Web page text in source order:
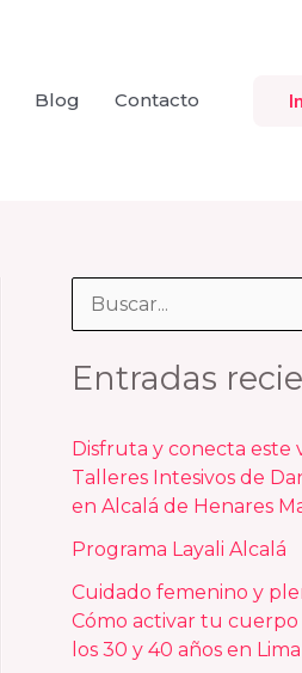
Blog Contacto
s
a
r
p
r
:
Entradas
Disfruta y conecta este
Talleres Intesivos de
en Alcalá de Henares
Programa Layali Alcalá
Cuidado femenino y
Cómo activar tu cuerpo
los 30 y 40 años en Lima